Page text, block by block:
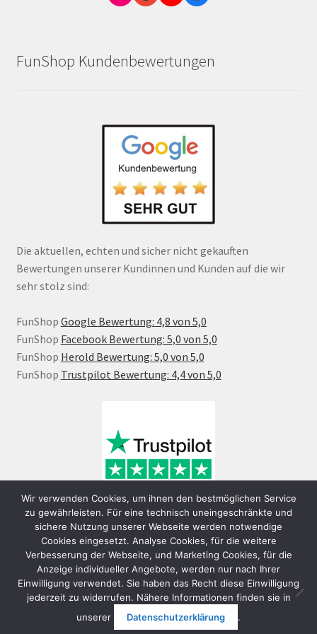
FunShop Kundenbewertungen
Die aktuellen, echten und sicher nicht gekauften
Bewertungen unserer Kundinnen und Kunden auf die wir
sehr stolz sind:
FunShop Google Bewertung: 4,8 von 5,0
FunShop Facebook Bewertung: 5,0 von 5,0
FunShop Herold Bewertung: 5,0 von 5,0
FunShop Trustpilot Bewertung: 4,4 von 5,0
© FunShop Wien - Hochqualitative Elektromobilität 2026
Datenschutzerklärung
Erstellt mit WooCommerce
Wir verwenden Cookies, um ihnen den bestmöglichen Service
zu gewährleisten. Für eine technisch uneingeschränkte und
sichere Nutzung unserer Webseite werden notwendige
Cookies eingesetzt. Analyse Cookies, für die weitere
Verbesserung der Webseite, und Marketing Cookies, für die
Anzeige individueller Angebote, werden nur nach Ihrer
Einwilligung verwendet. Sie haben das Recht diese Einwilligung
jederzeit zu widerrufen. Nähere Informationen finden sie in
unserer
Datenschutzerklärung .